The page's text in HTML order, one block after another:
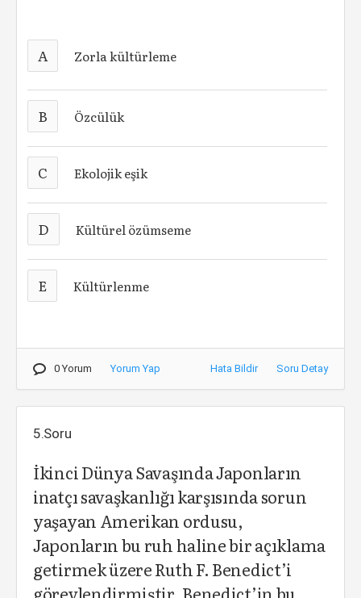
A Zorla kültürleme
B Özcülük
C Ekolojik eşik
D Kültürel özümseme
E Kültürlenme
0 Yorum Yorum Yap Hata Bildir Soru Detay
5.Soru
İkinci Dünya Savaşında Japonların
inatçı savaşkanlığı karşısında sorun
yaşayan Amerikan ordusu,
Japonların bu ruh haline bir açıklama
getirmek üzere Ruth F. Benedict’i
görevlendirmiştir. Benedict’in bu